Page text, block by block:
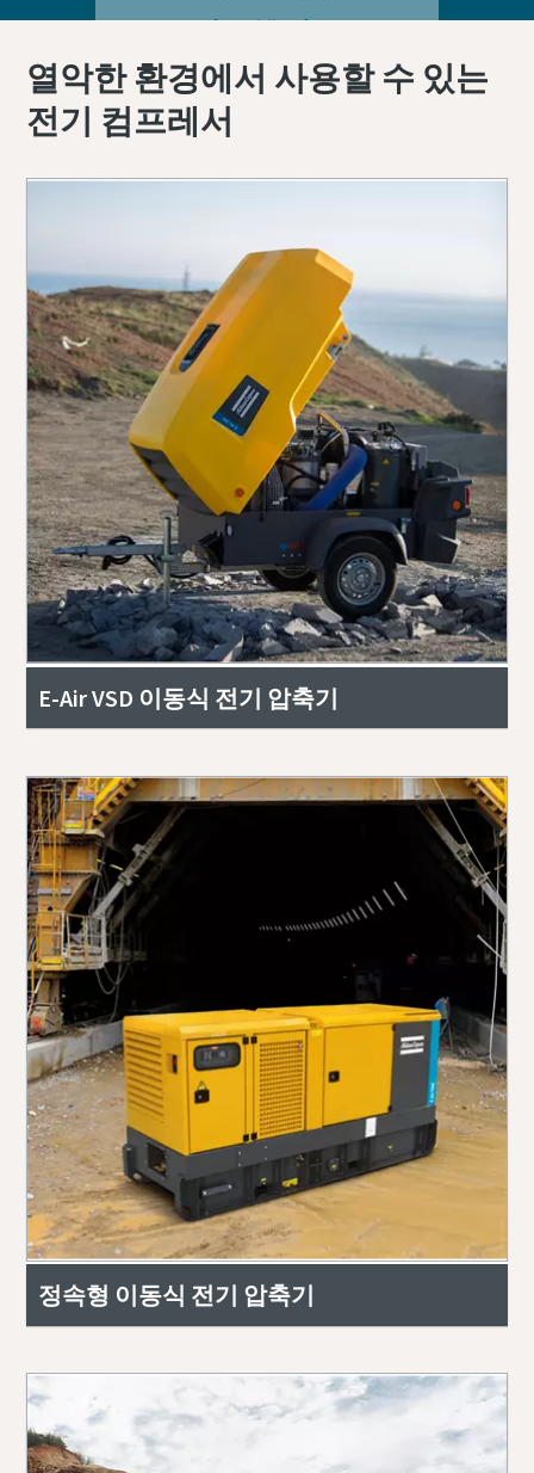
열악한 환경에서 사용할 수 있는
전기 컴프레서
E-Air VSD 이동식 전기 압축기
정속형 이동식 전기 압축기